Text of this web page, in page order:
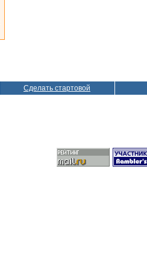
Сделать стартовой